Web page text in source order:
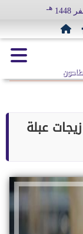
هـ
عبلة